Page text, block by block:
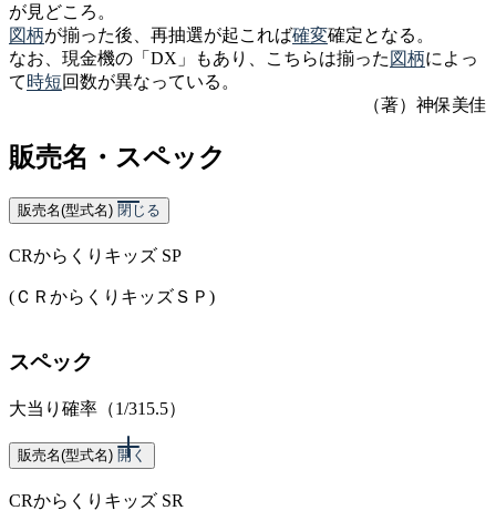
が見どころ。
図柄が揃った後、再抽選が起これば確変確定となる。
なお、現金機の「DX」もあり、こちらは揃った 図柄によっ
て時短回数が異なっている。
（著）神保美佳
販売名・スペック
販売名(型式名) 閉じる
CRからくりキッズ SP
(ＣＲからくりキッズＳＰ)
スペック
大当り確率（1/315.5）
販売名(型式名) 開く
CRからくりキッズ SR